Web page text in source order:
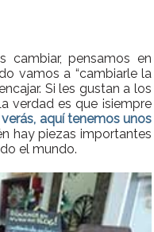
pensamos en
vamos a “cambiarle la
Si les gustan a los
verdad es que ¡siempre
aquí tenemos unos
hay piezas importantes
el mundo.